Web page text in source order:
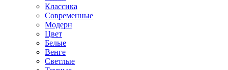
Классика
Современные
Модерн
Цвет
Белые
Венге
Светлые